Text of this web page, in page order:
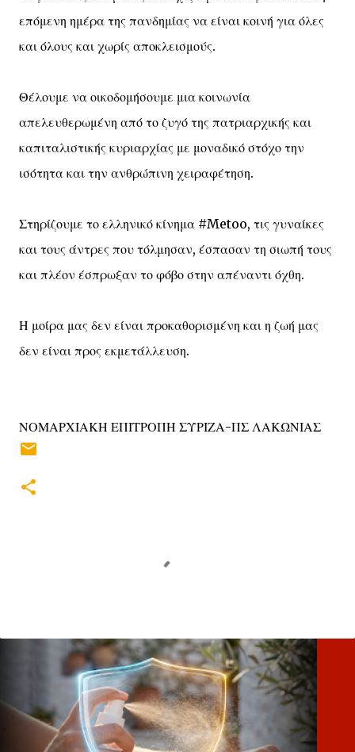
επόμενη ημέρα της πανδημίας να είναι κοινή για όλες
και όλους και χωρίς αποκλεισμούς.
Θέλουμε να οικοδομήσουμε μια κοινωνία
απελευθερωμένη από το ζυγό της πατριαρχικής και
καπιταλιστικής κυριαρχίας με μοναδικό στόχο την
ισότητα και την ανθρώπινη χειραφέτηση.
Στηρίζουμε το ελληνικό κίνημα #Metoo, τις γυναίκες
και τους άντρες που τόλμησαν, έσπασαν τη σιωπή τους
και πλέον έσπρωξαν το φόβο στην απέναντι όχθη.
Η μοίρα μας δεν είναι προκαθορισμένη και η ζωή μας
δεν είναι προς εκμετάλλευση.
ΝΟΜΑΡΧΙΑΚΗ ΕΠΙΤΡΟΠΗ ΣΥΡΙΖΑ-ΠΣ ΛΑΚΩΝΙΑΣ
λ